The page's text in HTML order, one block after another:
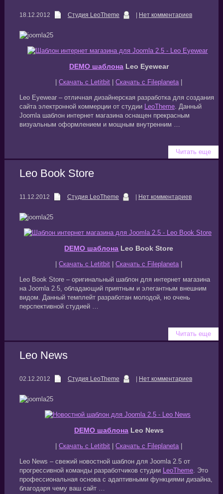
18.12.2012 Студия LeoTheme Нет комментариев
DEMO шаблонаLeo Eyewear
|Скачать с Letitbit |Скачать с Fileplaneta|
Leo Eyewear – отличная дизайнерская разработка для создания
сайта электронной коммерции от студии LeoTheme. Данный
Joomla шаблон интернет магазина оснащен прекрасным
визуальным оформлением и мощным внутренним …
Читать еще
Leo Book Store
11.12.2012 Студия LeoTheme Нет комментариев
DEMO шаблона Leo Book Store
|Скачать с Letitbit |Скачать с Fileplaneta|
Leo Book Store – оригинальный шаблон для интернет магазина
на Joomla 2.5, обладающий приятным и элегантным внешним
видом. Данный темплейт разработан молодой, но очень
перспективной студией …
Читать еще
Leo News
02.12.2012 Студия LeoTheme Нет комментариев
DEMO шаблонаLeo News
|Скачать с Letitbit |Скачать с Fileplaneta|
Leo News – свежий новостной шаблон для Joomla 2.5 от
прогрессивной команды разработчиков студии LeoTheme. Это
профессиональная основа с адаптивными функциями дизайна,
благодаря чему ваш сайт …